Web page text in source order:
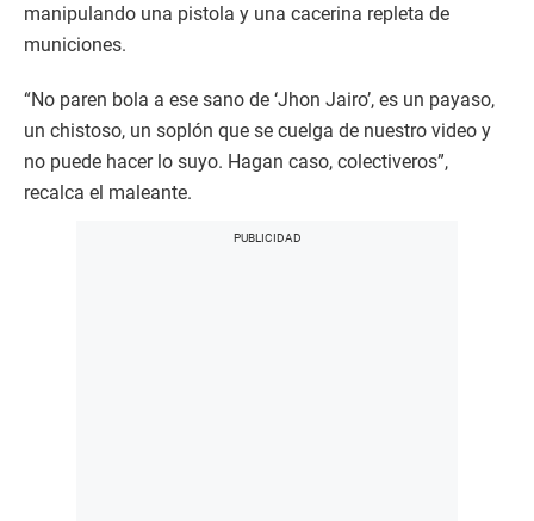
manipulando una pistola y una cacerina repleta de
municiones.
“No paren bola a ese sano de ‘Jhon Jairo’, es un payaso,
un chistoso, un soplón que se cuelga de nuestro video y
no puede hacer lo suyo. Hagan caso, colectiveros”,
recalca el maleante.